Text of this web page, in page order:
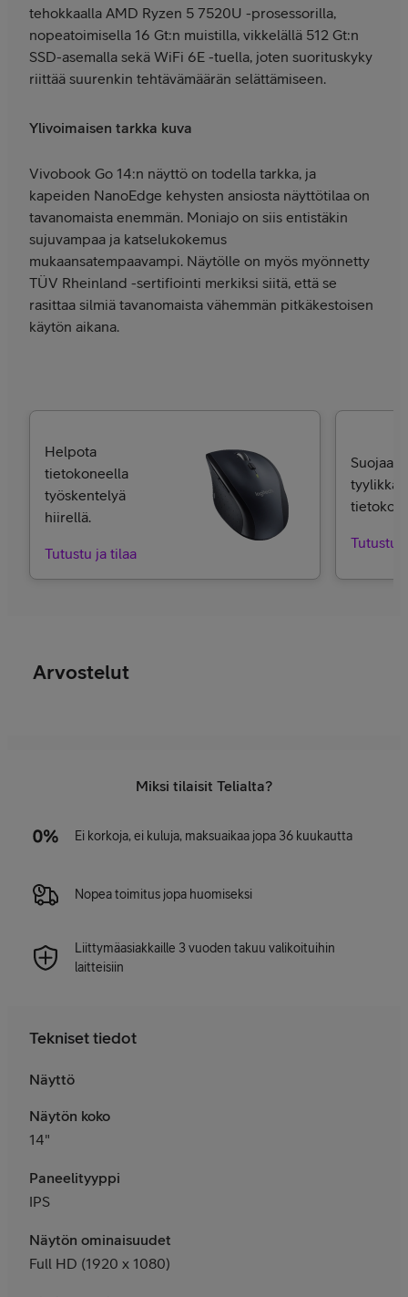
tehokkaalla AMD Ryzen 5 7520U -prosessorilla,
nopeatoimisella 16 Gt:n muistilla, vikkelällä 512 Gt:n
SSD-asemalla sekä WiFi 6E -tuella, joten suorituskyky
riittää suurenkin tehtävämäärän selättämiseen.
Ylivoimaisen tarkka kuva
Vivobook Go 14:n näyttö on todella tarkka, ja
kapeiden NanoEdge kehysten ansiosta näyttötilaa on
tavanomaista enemmän. Moniajo on siis entistäkin
sujuvampaa ja katselukokemus
mukaansatempaavampi. Näytölle on myös myönnetty
TÜV Rheinland -sertifiointi merkiksi siitä, että se
rasittaa silmiä tavanomaista vähemmän pitkäkestoisen
käytön aikana.
Helpota
tietokoneella
työskentelyä
hiirellä.
Tutustu ja tilaa
Suojaa
Tutustu
Arvostelut
Miksi tilaisit Telialta?
Ei korkoja, ei kuluja, maksuaikaa jopa 36 kuukautta
Nopea toimitus jopa huomiseksi
Liittymäasiakkaille 3 vuoden takuu valikoituihin
laitteisiin
Tekniset tiedot
Näyttö
Näytön koko
14"
Paneelityyppi
IPS
Näytön ominaisuudet
Full HD (1920 x 1080)